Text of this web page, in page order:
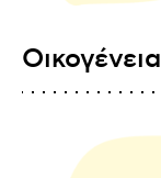
Οικογένεια